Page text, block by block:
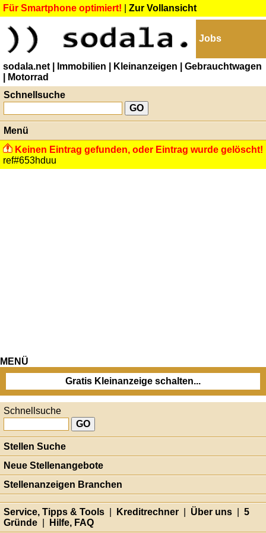
Für Smartphone optimiert! Zur Vollansicht
Jobs
sodala.net | Immobilien | Kleinanzeigen
| Gebrauchtwagen
| Motorrad
Schnellsuche
Menü
Keinen Eintrag gefunden, oder Eintrag wurde gelöscht!
ref#653hduu
MENÜ
Gratis Kleinanzeige schalten...
Schnellsuche
Stellen Suche
Neue Stellenangebote
Stellenanzeigen Branchen
Service, Tipps & Tools Kreditrechner Über uns
5
Gründe
Hilfe, FAQ